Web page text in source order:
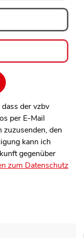
dass der vzbv
per E-Mail
den
kann ich
gegenüber
zum Datenschutz